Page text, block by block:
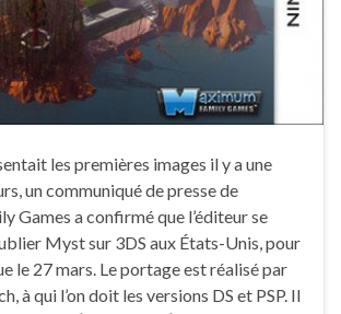
les premières images il y a une
un communiqué de presse de
Games a confirmé que l’éditeur se
Myst sur 3DS aux États-Unis, pour
le 27 mars. Le portage est réalisé par
à qui l’on doit les versions DS et PSP. Il